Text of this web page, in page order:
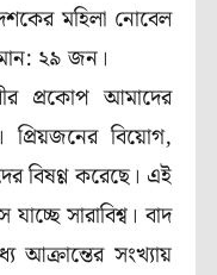
মহিলা নোবেল
২৯জন।
প্রকোপ আমাদের
প্রিয়জনের বিয়োগ,
বিষণ্ণ করেছে। এই
সারাবিশ্ব। বাদ
আক্রান্তের সংখ্যায়